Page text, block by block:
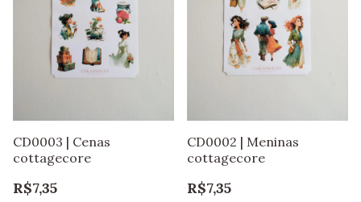
CD0003 | Cenas
cottagecore
R$7,35
CD0002 | Meninas
cottagecore
R$7,35